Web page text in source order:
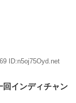
ID:n5oj75Oyd.net
回インディチャン